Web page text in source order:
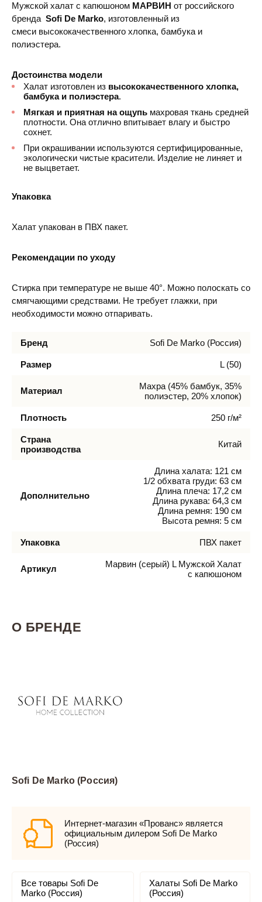
Мужской халат с капюшоном МАРВИН от российского
бренда Sofi De Marko, изготовленный из
смеси высококачественного хлопка, бамбука и
полиэстера.
Достоинства модели
Халат изготовлен из высококачественного хлопка,
бамбука и полиэстера.
Мягкая и приятная на ощупь махровая ткань средней
плотности. Она отлично впитывает влагу и быстро
сохнет.
При окрашивании используются сертифицированные,
экологически чистые красители. Изделие не линяет и
не выцветает.
Упаковка
Халат упакован в ПВХ пакет.
Рекомендации по уходу
Стирка при температуре не выше 40°. Можно полоскать со
смягчающими средствами. Не требует глажки, при
необходимости можно отпаривать.
Бренд Sofi De Marko (Россия)
Размер L (50)
Материал
Махра (45% бамбук, 35%
полиэстер, 20% хлопок)
Плотность 250 г/м²
Страна
производства
Китай
Дополнительно
Длина халата: 121 см
1/2 обхвата груди: 63 см
Длина плеча: 17,2 см
Длина рукава: 64,3 см
Длина ремня: 190 см
Высота ремня: 5 см
Упаковка ПВХ пакет
Артикул
Марвин (серый) L Мужской Халат
с капюшоном
О БРЕНДЕ
Sofi De Marko (Россия)
Интернет-магазин «Прованс» является
официальным дилером Sofi De Marko
(Россия)
Все товары Sofi De
Marko (Россия)
Халаты Sofi De Marko
(Россия)